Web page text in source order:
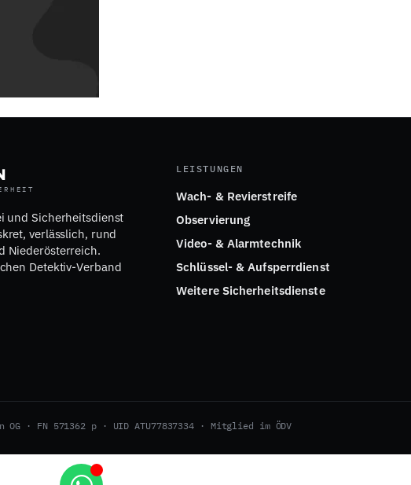
und Sicherheitsdienst
verlässlich, rund
Niederösterreich.
Detektiv-Verband
LEISTUNGEN
Wach- & Revierstreife
Observierung
Video- & Alarmtechnik
Schlüssel- & Aufsperrdienst
Weitere Sicherheitsdienste
· FN 571362 p · UID ATU77837334 · Mitglied im ÖDV